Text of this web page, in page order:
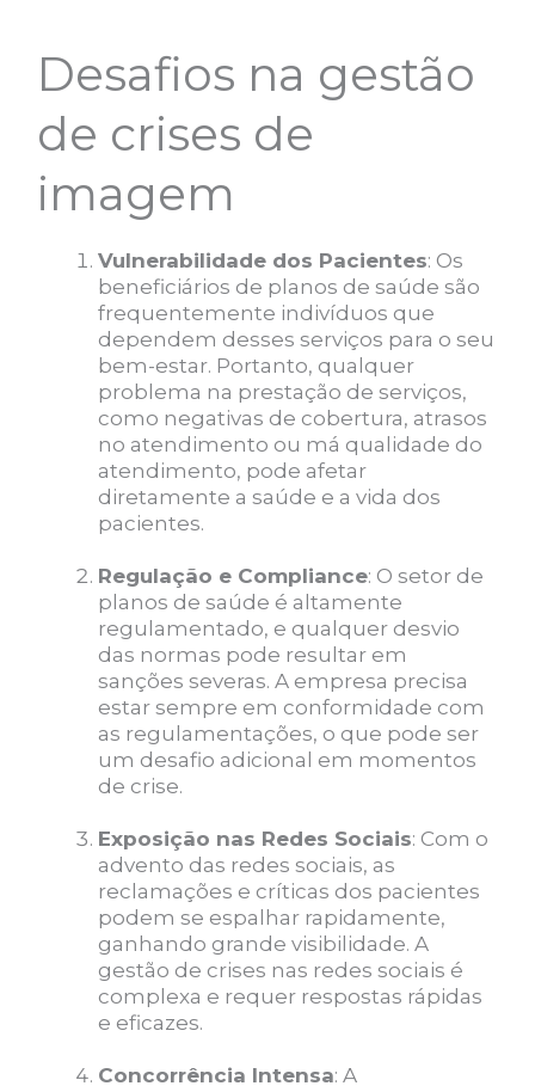
Desafios na gestão
de crises de
imagem
Vulnerabilidade dos Pacientes: Os
beneficiários de planos de saúde são
frequentemente indivíduos que
dependem desses serviços para o seu
bem-estar. Portanto, qualquer
problema na prestação de serviços,
como negativas de cobertura, atrasos
no atendimento ou má qualidade do
atendimento, pode afetar
diretamente a saúde e a vida dos
pacientes.
Regulação e Compliance: O setor de
planos de saúde é altamente
regulamentado, e qualquer desvio
das normas pode resultar em
sanções severas. A empresa precisa
estar sempre em conformidade com
as regulamentações, o que pode ser
um desafio adicional em momentos
de crise.
Exposição nas Redes Sociais: Com o
advento das redes sociais, as
reclamações e críticas dos pacientes
podem se espalhar rapidamente,
ganhando grande visibilidade. A
gestão de crises nas redes sociais é
complexa e requer respostas rápidas
e eficazes.
Concorrência Intensa: A